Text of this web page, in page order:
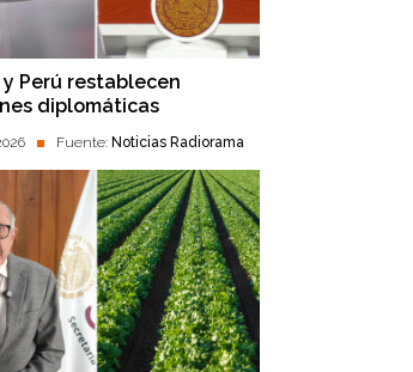
y Perú restablecen
diplomáticas
Fuente: Noticias Radiorama